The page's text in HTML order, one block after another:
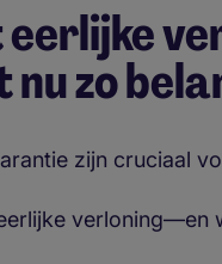
zo
zijn cruciaal
verloning—en